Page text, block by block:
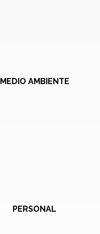
MEDIO AMBIENTE
PERSONAL